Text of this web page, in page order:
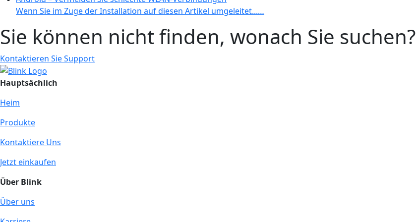
Wenn Sie im Zuge der Installation auf diesen Artikel umgeleitet...…
Sie können nicht finden, wonach Sie suchen?
Kontaktieren Sie Support
Hauptsächlich
Heim
Produkte
Kontaktiere Uns
Jetzt einkaufen
Über Blink
Über uns